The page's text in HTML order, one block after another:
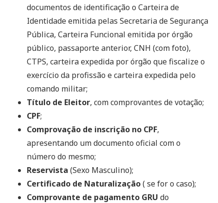
documentos de identificação o Carteira de
Identidade emitida pelas Secretaria de Segurança
Pública, Carteira Funcional emitida por órgão
público, passaporte anterior, CNH (com foto),
CTPS, carteira expedida por órgão que fiscalize o
exercício da profissão e carteira expedida pelo
comando militar;
Título de Eleitor, com comprovantes de votação;
CPF;
Comprovação de inscrição no CPF,
apresentando um documento oficial com o
número do mesmo;
Reservista (Sexo Masculino);
Certificado de Naturalização( se for o caso);
Comprovante de pagamento GRU do